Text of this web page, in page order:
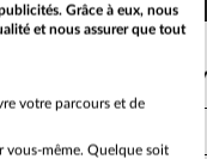
Grâce à eux, nous
et nous assurer que tout
votre parcours et de
vous-même. Quelque soit